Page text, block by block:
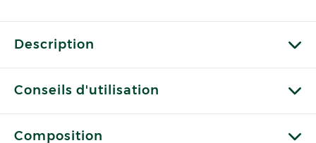
Description
Conseils d'utilisation
Composition